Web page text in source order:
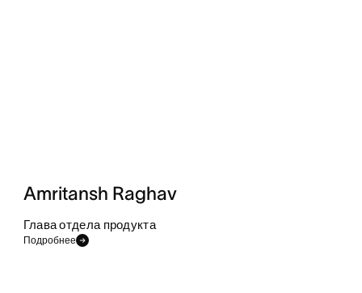
Amritansh Raghav
Глава отдела продукта
Подробнее